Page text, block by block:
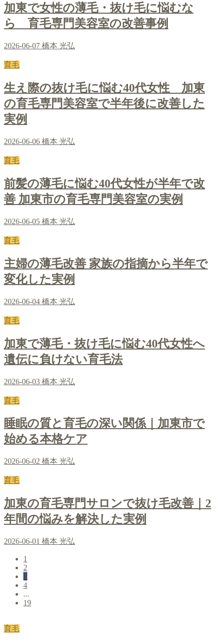
加東で女性の薄毛・抜け毛に悩むな
ら 育毛専門美容室の改善事例
2026-06-07 橋本 光弘
育毛
生え際の抜け毛に悩む40代女性 加東
の育毛専門美容室で半年後に改善した
実例
2026-06-06 橋本 光弘
育毛
前髪の薄毛に悩む40代女性が半年で改
善 加東市の育毛専門美容室の実例
2026-06-05 橋本 光弘
育毛
主婦の薄毛改善 家族の指摘から半年で
変化した実例
2026-06-04 橋本 光弘
育毛
加東で薄毛・抜け毛に悩む40代女性へ
遺伝に負けない育毛法
2026-06-03 橋本 光弘
育毛
睡眠の質と育毛の深い関係｜加東市で
始める本格ケア
2026-06-02 橋本 光弘
育毛
加東の育毛専門サロンで抜け毛改善｜2
年間の悩みを解決した実例
2026-06-01 橋本 光弘
1
2
3
4
...
19
育毛